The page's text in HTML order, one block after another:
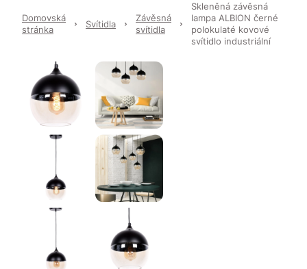
Domovská
stránka
Svítidla
Závěsná
svítidla
Skleněná závěsná
lampa ALBION černé
polokulaté kovové
svítidlo industriální